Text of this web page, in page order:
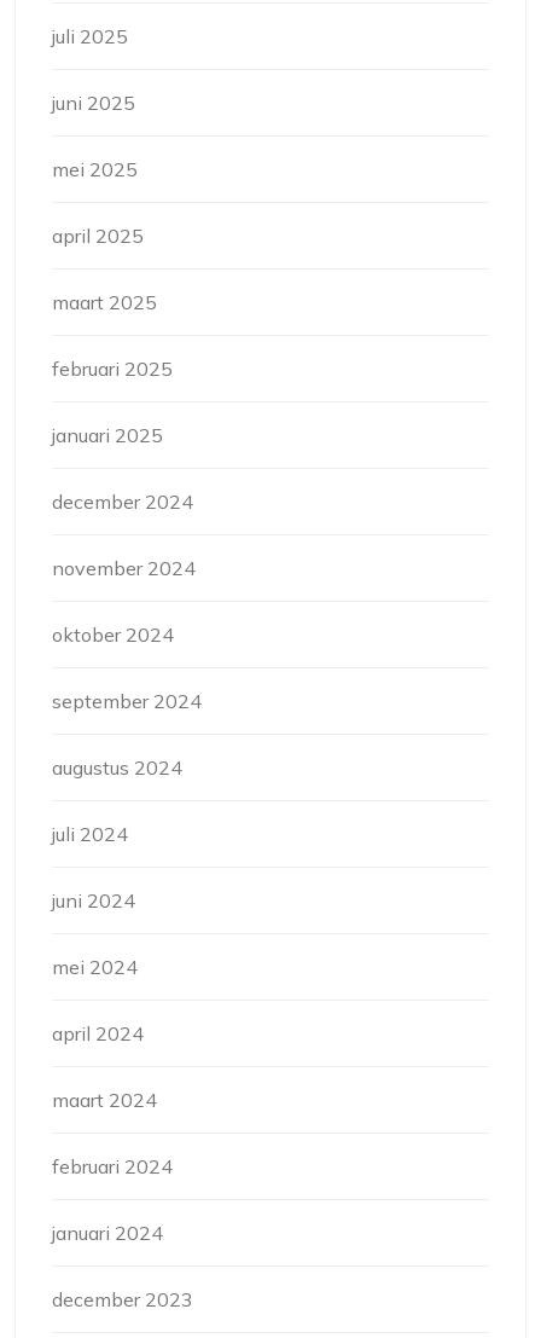
juli 2025
juni 2025
mei 2025
april 2025
maart 2025
februari 2025
januari 2025
december 2024
november 2024
oktober 2024
september 2024
augustus 2024
juli 2024
juni 2024
mei 2024
april 2024
maart 2024
februari 2024
januari 2024
december 2023